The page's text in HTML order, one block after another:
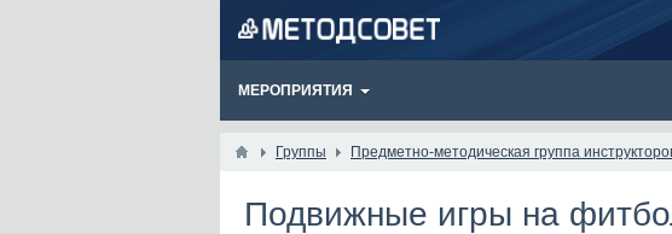
МЕРОПРИЯТИЯ
Группы Предметно-методическая группа
Подвижные игры на